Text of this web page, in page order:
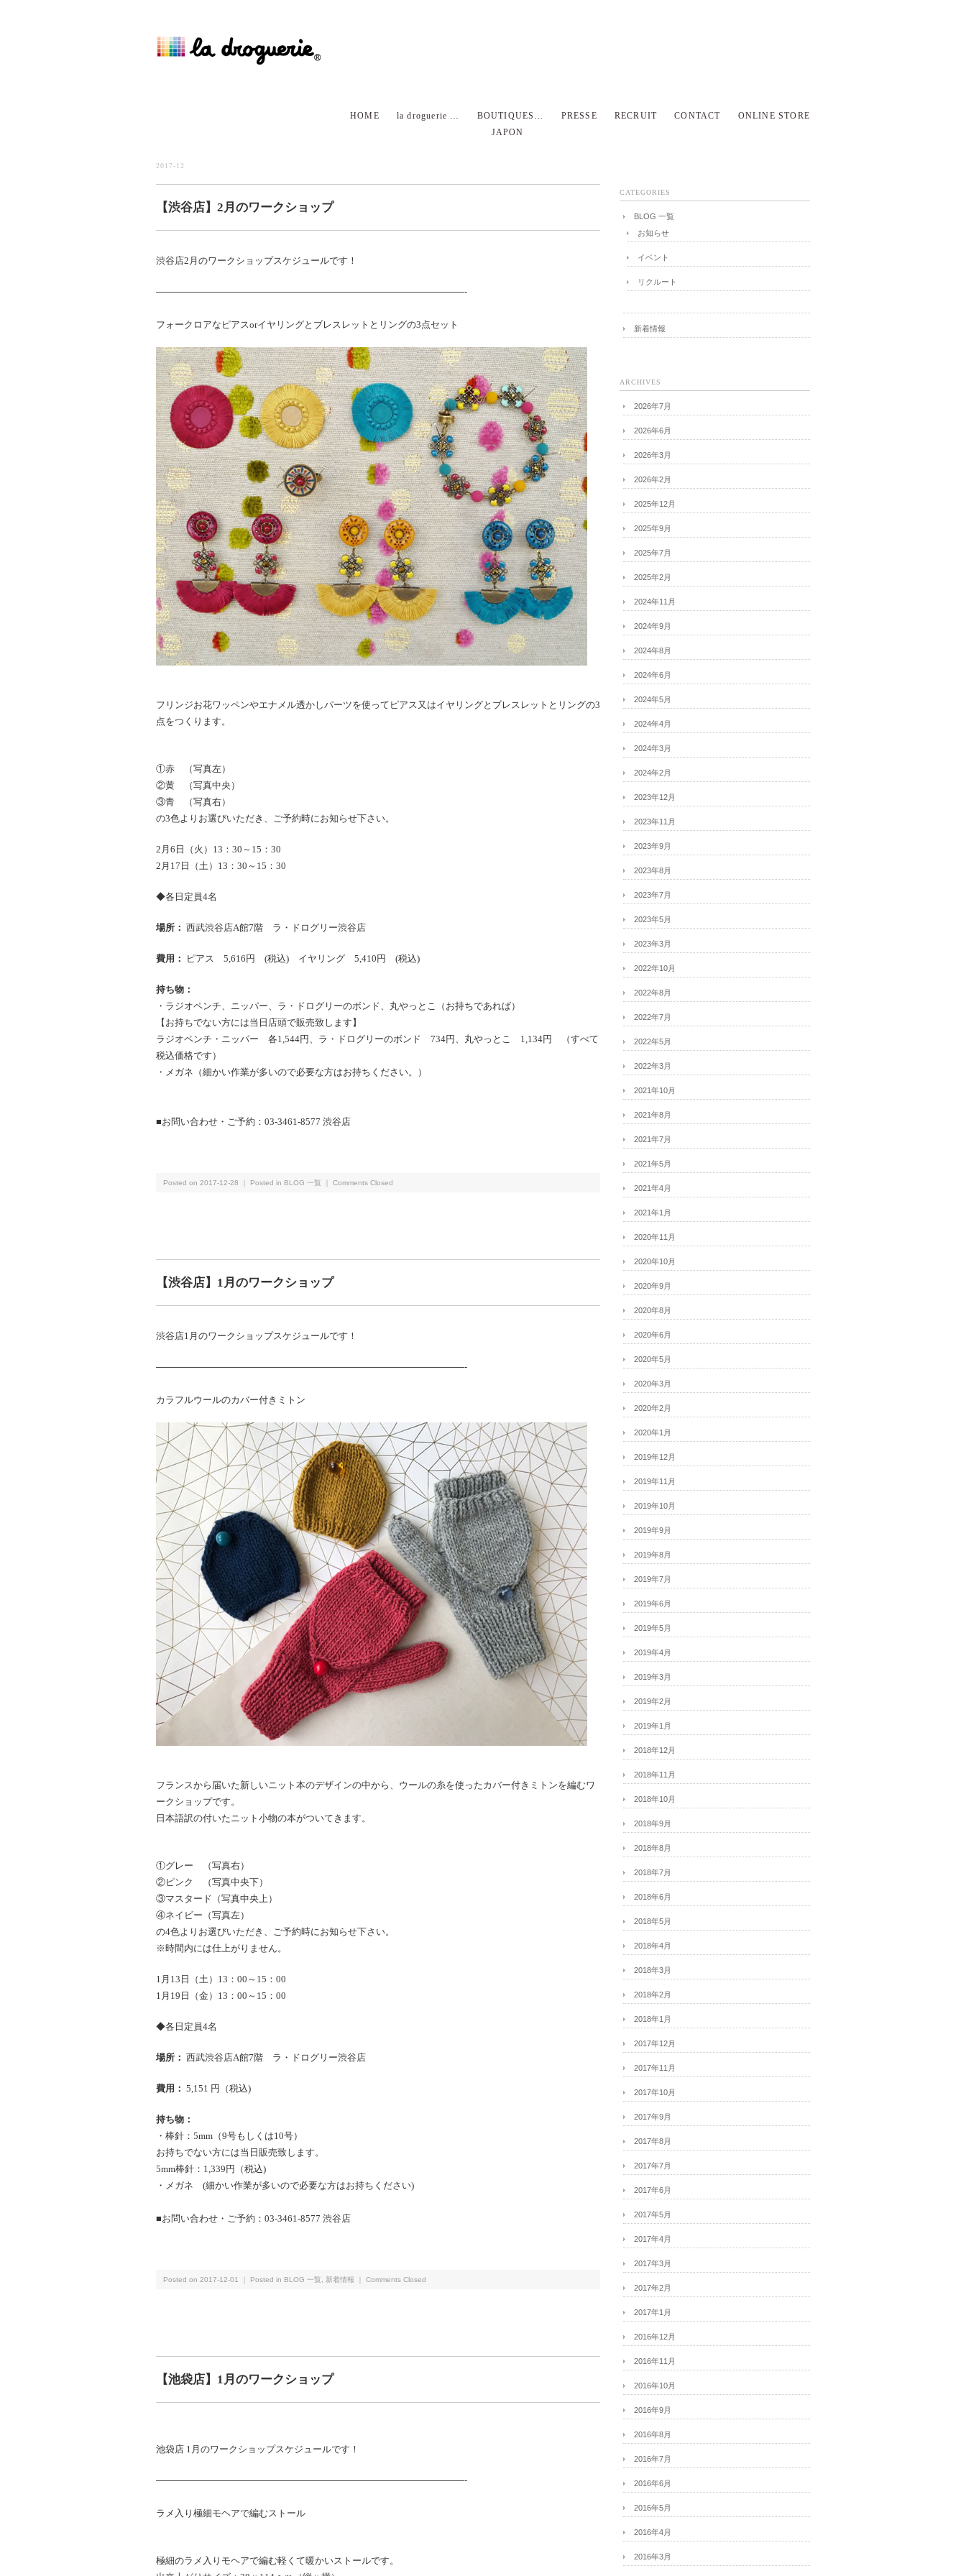
HOME la droguerie …
BOUTIQUES…
JAPON
PRESSE RECRUIT CONTACT ONLINE STORE
2017-12
【渋谷店】2月のワークショップ
渋谷店2月のワークショップスケジュールです！
—————————————————————————————————-
フォークロアなピアスorイヤリングとブレスレットとリングの3点セット
フリンジお花ワッペンやエナメル透かしパーツを使ってピアス又はイヤリングとブレスレットとリングの3
点をつくります。
①赤 （写真左）
②黄 （写真中央）
③青 （写真右）
の3色よりお選びいただき、ご予約時にお知らせ下さい。
2月6日（火）13：30～15：30
2月17日（土）13：30～15：30
◆各日定員4名
場所： 西武渋谷店A館7階 ラ・ドログリー渋谷店
費用： ピアス 5,616円 (税込) イヤリング 5,410円 (税込)
持ち物：
・ラジオペンチ、ニッパー、ラ・ドログリーのボンド、丸やっとこ（お持ちであれば）
【お持ちでない方には当日店頭で販売致します】
ラジオペンチ・ニッパー 各1,544円、ラ・ドログリーのボンド 734円、丸やっとこ 1,134円 （すべて
税込価格です）
・メガネ（細かい作業が多いので必要な方はお持ちください。）
■お問い合わせ・ご予約：03-3461-8577 渋谷店
Posted on 2017-12-28 ｜ Posted in BLOG 一覧 Comments Closed
【渋谷店】1月のワークショップ
渋谷店1月のワークショップスケジュールです！
—————————————————————————————————-
カラフルウールのカバー付きミトン
フランスから届いた新しいニット本のデザインの中から、ウールの糸を使ったカバー付きミトンを編むワ
ークショップです。
日本語訳の付いたニット小物の本がついてきます。
①グレー （写真右）
②ピンク （写真中央下）
③マスタード（写真中央上）
④ネイビー（写真左）
の4色よりお選びいただき、ご予約時にお知らせ下さい。
※時間内には仕上がりません。
1月13日（土）13：00～15：00
1月19日（金）13：00～15：00
◆各日定員4名
場所： 西武渋谷店A館7階 ラ・ドログリー渋谷店
費用： 5,151 円（税込)
持ち物：
・棒針：5mm（9号もしくは10号）
お持ちでない方には当日販売致します。
5mm棒針：1,339円（税込)
・メガネ (細かい作業が多いので必要な方はお持ちください)
■お問い合わせ・ご予約：03-3461-8577 渋谷店
Posted on 2017-12-01 ｜ Posted in BLOG 一覧 新着情報 Comments Closed
【池袋店】1月のワークショップ
池袋店 1月のワークショップスケジュールです！
—————————————————————————————————-
ラメ入り極細モヘアで編むストール
極細のラメ入りモヘアで編む軽くて暖かいストールです。
CATEGORIES
BLOG 一覧
お知らせ
イベント
リクルート
新着情報
ARCHIVES
2026年7月
2026年6月
2026年3月
2026年2月
2025年12月
2025年9月
2025年7月
2025年2月
2024年11月
2024年9月
2024年8月
2024年6月
2024年5月
2024年4月
2024年3月
2024年2月
2023年12月
2023年11月
2023年9月
2023年8月
2023年7月
2023年5月
2023年3月
2022年10月
2022年8月
2022年7月
2022年5月
2022年3月
2021年10月
2021年8月
2021年7月
2021年5月
2021年4月
2021年1月
2020年11月
2020年10月
2020年9月
2020年8月
2020年6月
2020年5月
2020年3月
2020年2月
2020年1月
2019年12月
2019年11月
2019年10月
2019年9月
2019年8月
2019年7月
2019年6月
2019年5月
2019年4月
2019年3月
2019年2月
2019年1月
2018年12月
2018年11月
2018年10月
2018年9月
2018年8月
2018年7月
2018年6月
2018年5月
2018年4月
2018年3月
2018年2月
2018年1月
2017年12月
2017年11月
2017年10月
2017年9月
2017年8月
2017年7月
2017年6月
2017年5月
2017年4月
2017年3月
2017年2月
2017年1月
2016年12月
2016年11月
2016年10月
2016年9月
2016年8月
2016年7月
2016年6月
2016年5月
2016年4月
2016年3月